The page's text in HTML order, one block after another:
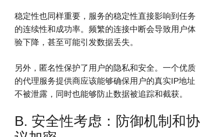
稳定性也同样重要，服务的稳定性直接影响到任务
的连续性和成功率。频繁的连接中断会导致用户体
验下降，甚至可能引发数据丢失。
另外，匿名性保护了用户的隐私和安全。一个优质
的代理服务提供商应该能够确保用户的真实IP地址
不被泄露，同时也能够防止数据被追踪和截获。
B. 安全性考虑：防御机制和协